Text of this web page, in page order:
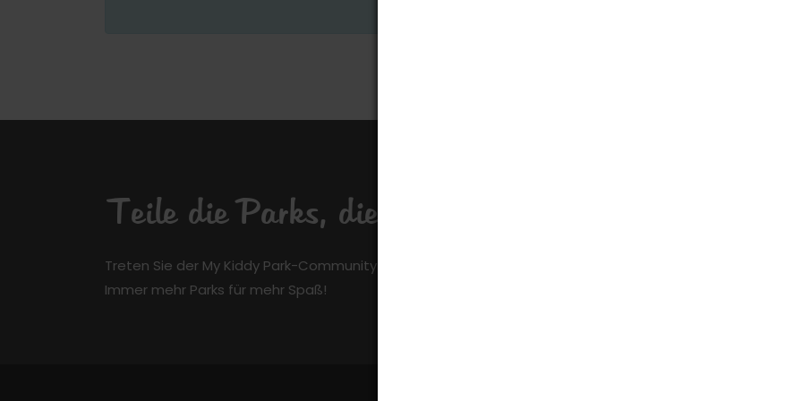
Teile die Parks, die du kennst
Treten Sie der My Kiddy Park-Community kostenlos bei und machen Sie einen Unterschied!
Immer mehr Parks für mehr Spaß!